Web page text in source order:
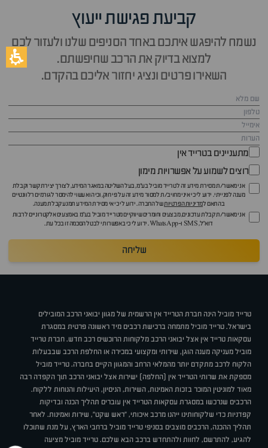
קביעת פגישת ייעוץ
נשמח להיפגש איתכם באחד הסניפים שלנו ולעזור לכם
למצוא בדיוק את הרכב שחיפשתם.
השאירו פרטים ונציג יחזור אליכם בהקדם.
מתעניינים בטרייד אין
רוצים לשמוע על אפשרויות מימון
אני מאשר/ת מסירת מידע זה לטרייד מוביל בע"מ, בעל השליטה במאגר המידע, לצורך יצירת קשר וקבלת
מענה לפנייתי. ידוע לי כי איני מחויב/ת למסור מידע זה על פי חוק, וכי הוא עשוי להימסר לגורמים רלוונטיים
בהתאם למדיניות הפרטיותשל החברה. ידוע לי כי אי מסירת המידע תמנע קבלת מענה.
אני מאשר/ת קבלת עדכונים, מבצעים וחומרים שיווקיים מטרייד מוביל בע"מ באמצעים אלקטרוניים לרבות
דוא״ל, SMS ו-WhatsApp. ידוע לי כי באפשרותי לבטל הסכמה זו בכל עת.
שליחה
טרייד מוביל הינה חברת הטרייד אין הרשמית של מגוון יבואני הרכב המובילים
בישראל. טרייד מוביל מתמחה ברכישת רכבים מיד ראשונה פרטית במסגרת
עסקאות טרייד אין אצל יבואני הרכב מלקוחות הרוכשים רכב חדש. חברת טרייד
מוביל מעניקה מענה הוגן, שירותי ומקצועי במכירה או החלפת הרכב שבבעלות
הלקוח לרכב מתקדם יותר מהמלאי הרחב והמגוון הקיים בחברה. טרייד מוביל
מספקת את שרותי הטרייד אין (החלפה) ישירות אצל יבואני הרכב תוך הקפדה רבה
מאוד למוניטין המוכר בזכות האמינות, השירות, הניסיון, היעילות והנוחות ללקוח.
הרכבים שנרכשו במסגרת עסקאות הטרייד אין עוברים תהליך הכנה ובדיקות
קפדניות כדי שלקוחותינו ייהנו מרכב איכותי, "ראש שקט", שירות ואמינות. לאחר
תהליך ההכנה, הרכבים מוצבים בסניפי טרייד מוביל ברחבי הארץ, על מנת שתוכלו
להגיע, להתרשם, לחוות ולהתחדש ברכב הבא שלכם. טרייד מוביל מציעה